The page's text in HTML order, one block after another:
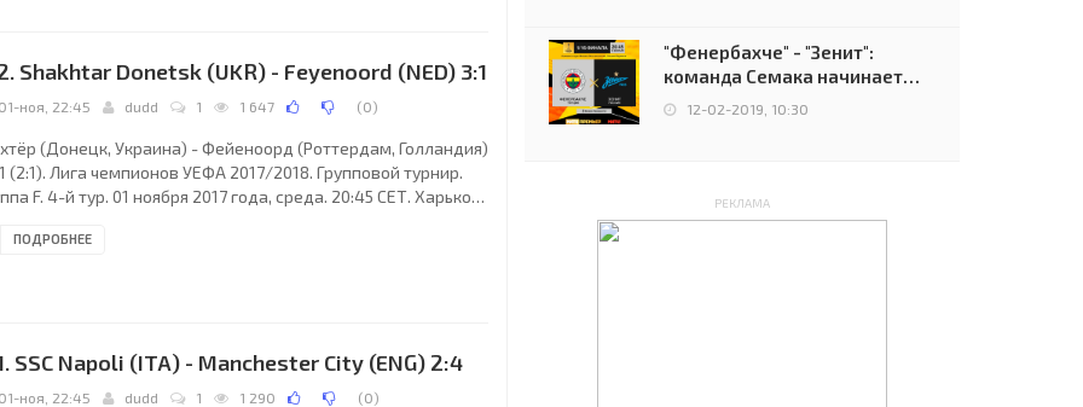
Shakhtar Donetsk (UKR) - Feyenoord (NED) 3:1
01-ноя, 22:45 dudd 1 1 647 (0)
(Донецк, Украина) - Фейеноорд (Роттердам, Голландия)
(2:1). Лига чемпионов УЕФА 2017/2018. Групповой турнир.
F. 4-й тур. 01 ноября 2017 года, среда. 20:45 СЕТ. Харьков,
при вместимости 40003). Главный арбитр: Анастасиос
ПОДРОБНЕЕ
SSC Napoli (ITA) - Manchester City (ENG) 2:4
01-ноя, 22:45 dudd 1 1 290 (0)
"Фенербахче" - "Зенит":
команда Семака начинает
путь в плей-офф Лиги
12-02-2019, 10:30
РЕКЛАМА